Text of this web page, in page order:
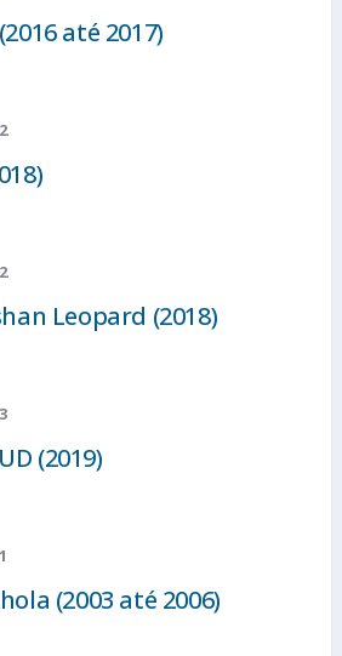
até 2017)
Leopard (2018)
(2019)
(2003 até 2006)